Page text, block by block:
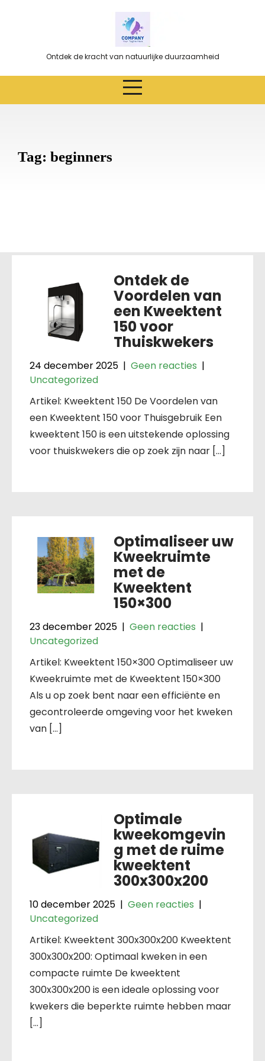
Ontdek de kracht van natuurlijke duurzaamheid
Tag: beginners
Ontdek de
Voordelen van
een Kweektent
150 voor
Thuiskwekers
24 december 2025 | Geen reacties |
Uncategorized
Artikel: Kweektent 150 De Voordelen van
een Kweektent 150 voor Thuisgebruik Een
kweektent 150 is een uitstekende oplossing
voor thuiskwekers die op zoek zijn naar […]
Optimaliseer uw
Kweekruimte
met de
Kweektent
150×300
23 december 2025 | Geen reacties |
Uncategorized
Artikel: Kweektent 150×300 Optimaliseer uw
Kweekruimte met de Kweektent 150×300
Als u op zoek bent naar een efficiënte en
gecontroleerde omgeving voor het kweken
van […]
Optimale
kweekomgevin
g met de ruime
kweektent
300x300x200
10 december 2025 | Geen reacties |
Uncategorized
Artikel: Kweektent 300x300x200 Kweektent
300x300x200: Optimaal kweken in een
compacte ruimte De kweektent
300x300x200 is een ideale oplossing voor
kwekers die beperkte ruimte hebben maar
[…]